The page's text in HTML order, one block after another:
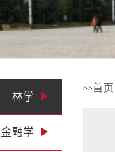
林学
金融学
>>首页